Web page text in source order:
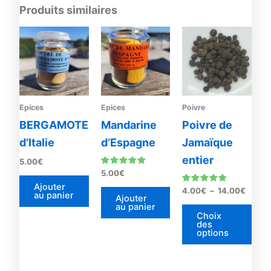
Produits similaires
Epices
BERGAMOTE
d’Italie
5.00€
Ajouter
au panier
Epices
Mandarine
d’Espagne
Note
sur 5
5.00€
Ajouter
au panier
Poivre
Poivre de
Jamaïque
entier
Note
sur 5
4.00€ – 14.00€
prix :
4.00€
à
Choix
des
options